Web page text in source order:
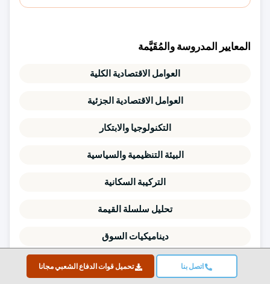
اتصل بنا تحميل قوات الدفاع الشعبي مجانا
المعايير المدروسة والمُقَيَّمة
العوامل الاقتصادية الكلية
العوامل الاقتصادية الجزئية
التكنولوجيا والابتكار
البيئة التنظيمية والسياسية
التركيبة السكانية
تحليل سلسلة القيمة
ديناميكيات السوق
قوى بورتر الخمس